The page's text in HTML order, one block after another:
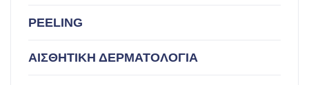
PEELING
ΑΙΣΘΗΤΙΚΗ ΔΕΡΜΑΤΟΛΟΓΙΑ